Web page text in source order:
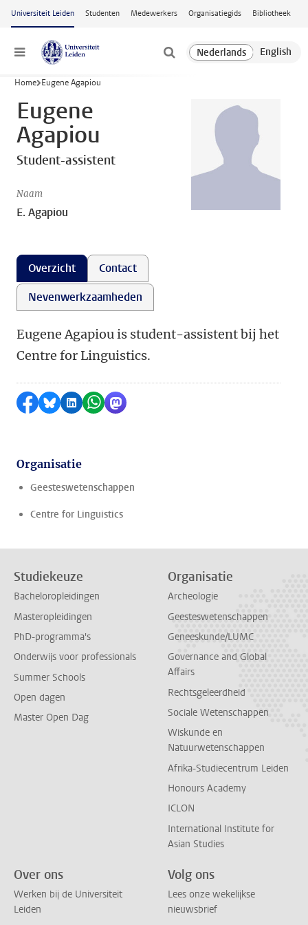
Ga naar hoofdinhoud
Universiteit Leiden Studenten Medewerkers Organisatiegids Bibliotheek
Menu
Home Eugene Agapiou
Eugene
Agapiou
Student-assistent
Naam
E. Agapiou
Overzicht
Contact
Nevenwerkzaamheden
Eugene Agapiou is student-assistent bij het
Centre for Linguistics.
Delen op Facebook
Delen via Bluesky
Delen op LinkedIn
Delen via WhatsApp
Delen via Mastodon
Organisatie
Geesteswetenschappen
Centre for Linguistics
Studiekeuze
Bacheloropleidingen
Masteropleidingen
PhD-programma's
Onderwijs voor professionals
Summer Schools
Open dagen
Master Open Dag
Organisatie
Archeologie
Geesteswetenschappen
Geneeskunde/LUMC
Governance and Global
Affairs
Rechtsgeleerdheid
Sociale Wetenschappen
Wiskunde en
Natuurwetenschappen
Afrika-Studiecentrum Leiden
Honours Academy
ICLON
International Institute for
Asian Studies
Over ons
Werken bij de Universiteit
Leiden
Volg ons
Lees onze wekelijkse
nieuwsbrief